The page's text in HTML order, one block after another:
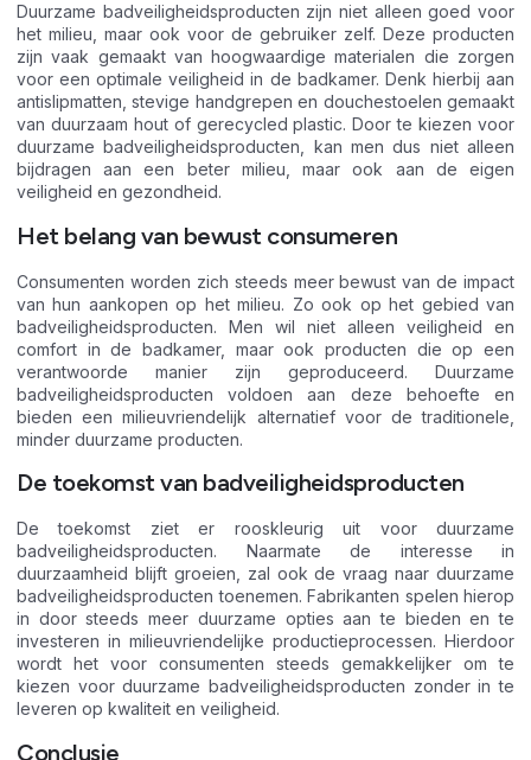
Duurzame badveiligheidsproducten zijn niet alleen goed voor
het milieu, maar ook voor de gebruiker zelf. Deze producten
zijn vaak gemaakt van hoogwaardige materialen die zorgen
voor een optimale veiligheid in de badkamer. Denk hierbij aan
antislipmatten, stevige handgrepen en douchestoelen gemaakt
van duurzaam hout of gerecycled plastic. Door te kiezen voor
duurzame badveiligheidsproducten, kan men dus niet alleen
bijdragen aan een beter milieu, maar ook aan de eigen
veiligheid en gezondheid.
Het belang van bewust consumeren
Consumenten worden zich steeds meer bewust van de impact
van hun aankopen op het milieu. Zo ook op het gebied van
badveiligheidsproducten. Men wil niet alleen veiligheid en
comfort in de badkamer, maar ook producten die op een
verantwoorde manier zijn geproduceerd. Duurzame
badveiligheidsproducten voldoen aan deze behoefte en
bieden een milieuvriendelijk alternatief voor de traditionele,
minder duurzame producten.
De toekomst van badveiligheidsproducten
De toekomst ziet er rooskleurig uit voor duurzame
badveiligheidsproducten. Naarmate de interesse in
duurzaamheid blijft groeien, zal ook de vraag naar duurzame
badveiligheidsproducten toenemen. Fabrikanten spelen hierop
in door steeds meer duurzame opties aan te bieden en te
investeren in milieuvriendelijke productieprocessen. Hierdoor
wordt het voor consumenten steeds gemakkelijker om te
kiezen voor duurzame badveiligheidsproducten zonder in te
leveren op kwaliteit en veiligheid.
Conclusie